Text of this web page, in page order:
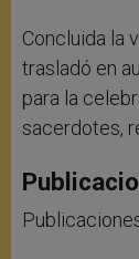
Concluida la
trasladó en
para la
sacerdotes,